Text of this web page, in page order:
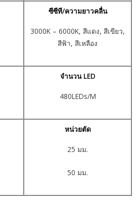
ซีซีที/ความยาวคลื่น
3000K – 6000K, สีแดง, สีเขียว,
สีฟ้า, สีเหลือง
จำนวน LED
480LEDs/M
หน่วยตัด
25 มม.
50 มม.